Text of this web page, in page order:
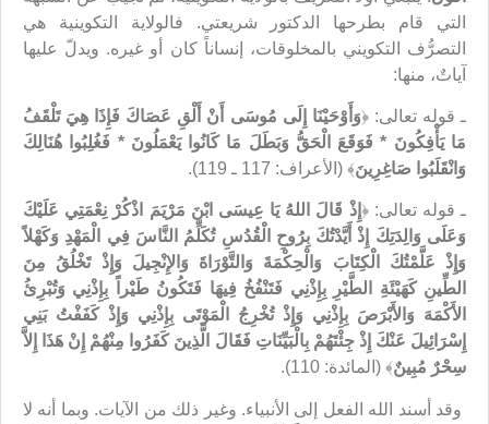
التي قام بطرحها الدكتور شريعتي. فالولاية التكوينية هي
التصرُّف التكويني بالمخلوقات، إنساناً كان أو غيره. ويدلّ عليها
آياتٌ، منها:
ـ قوله تعالى: ﴿وَأَوْحَيْنَا إِلَى مُوسَى أَنْ أَلْقِ عَصَاكَ فَإِذَا هِيَ تَلْقَفُ
مَا يَأْفِكُونَ * فَوَقَعَ الْحَقُّ وَبَطَلَ مَا كَانُوا يَعْمَلُونَ * فَغُلِبُوا هُنَالِكَ
وَانْقَلَبُوا صَاغِرِينَ﴾ (الأعراف: 117 ـ 119).
ـ قوله تعالى: ﴿إِذْ قَالَ اللهُ يَا عِيسَى ابْنَ مَرْيَمَ اذْكُرْ نِعْمَتِي عَلَيْكَ
وَعَلَى وَالِدَتِكَ إِذْ أَيَّدْتُكَ بِرُوحِ الْقُدُسِ تُكَلِّمُ النَّاسَ فِي الْمَهْدِ وَكَهْلاً
وَإِذْ عَلَّمْتُكَ الْكِتَابَ وَالْحِكْمَةَ وَالتَّوْرَاةَ وَالإِنْجِيلَ وَإِذْ تَخْلُقُ مِنَ
الطِّينِ كَهَيْئَةِ الطَّيْرِ بِإِذْنِي فَتَنْفُخُ فِيهَا فَتَكُونُ طَيْراً بِإِذْنِي وَتُبْرِئُ
الأَكْمَهَ وَالأَبْرَصَ بِإِذْنِي وَإِذْ تُخْرِجُ الْمَوْتَى بِإِذْنِي وَإِذْ كَفَفْتُ بَنِي
إِسْرَائِيلَ عَنْكَ إِذْ جِئْتَهُمْ بِالْبَيِّنَاتِ فَقَالَ الَّذِينَ كَفَرُوا مِنْهُمْ إِنْ هَذَا إِلاَّ
سِحْرٌ مُبِينٌ﴾ (المائدة: 110).
وقد أسند الله الفعل إلى الأنبياء. وغير ذلك من الآيات. وبما أنه لا